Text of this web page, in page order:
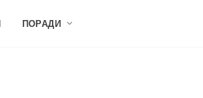
ПОРАДИ